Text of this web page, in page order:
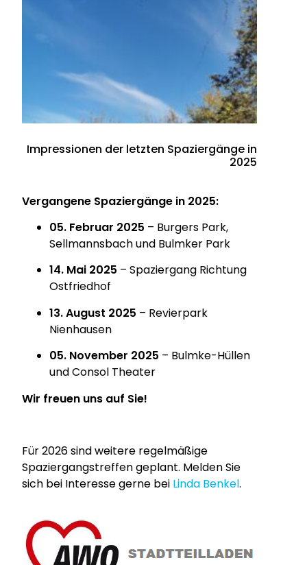
Impressionen der letzten Spaziergänge in
2025
Vergangene Spaziergänge in 2025:
05. Februar 2025 – Burgers Park,
Sellmannsbach und Bulmker Park
14. Mai 2025 – Spaziergang Richtung
Ostfriedhof
13. August 2025 – Revierpark
Nienhausen
05. November 2025 – Bulmke-Hüllen
und Consol Theater
Wir freuen uns auf Sie!
Für 2026 sind weitere regelmäßige
Spaziergangstreffen geplant. Melden Sie
sich bei Interesse gerne bei Linda Benkel.